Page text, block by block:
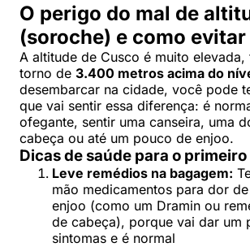
O perigo do mal de
(soroche) e como evitar
A altitude de Cusco é muito
torno de 3.400 metros acima do
desembarcar na cidade, você pode
que vai sentir essa diferença: é
ofegante, sentir uma canseira, uma
cabeça ou até um pouco de enjoo.
Dicas de saúde para o primeiro
Leve remédios na bagagem:
mão medicamentos para dor
enjoo (como um Dramin ou
de cabeça), porque vai dar um
sintomas e é normal